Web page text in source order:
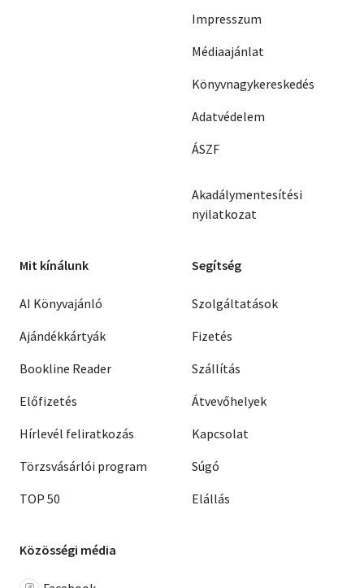
Impresszum
Médiaajánlat
Könyvnagykereskedés
Adatvédelem
ÁSZF
Akadálymentesítési
nyilatkozat
Mit kínálunk
AI Könyvajánló
Ajándékkártyák
Bookline Reader
Előfizetés
Hírlevél feliratkozás
Törzsvásárlói program
TOP 50
Segítség
Szolgáltatások
Fizetés
Szállítás
Átvevőhelyek
Kapcsolat
Súgó
Elállás
Közösségi média